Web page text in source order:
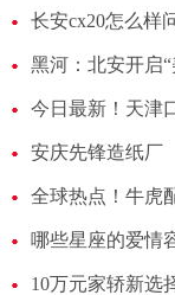
长安cx20怎么样
黑河：北安开启
安庆先锋造纸厂
哪些星座的爱情